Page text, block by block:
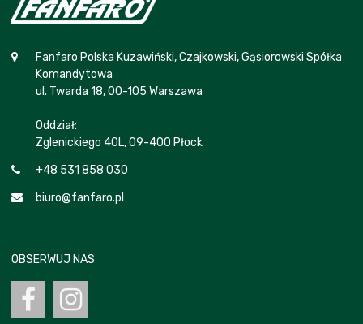
Fanfaro Polska Kuzawiński, Czajkowski, Gąsiorowski Spółka
Komandytowa
ul. Twarda 18, 00-105 Warszawa
Oddział:
Zglenickiego 40L, 09-400 Płock
+48 531 858 030
biuro@fanfaro.pl
OBSERWUJ NAS